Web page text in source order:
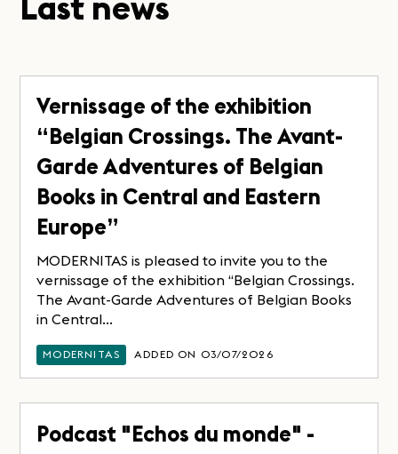
Vernissage of the exhibition
“Belgian Crossings. The Avant-
Garde Adventures of Belgian
Books in Central and Eastern
Europe”
MODERNITAS is pleased to invite you to the
vernissage of the exhibition “Belgian Crossings.
The Avant-Garde Adventures of Belgian Books
in Central...
MODERNITAS ADDED ON 03/07/2026
Podcast "Echos du monde" -